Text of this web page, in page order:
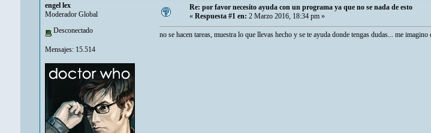
engel lex
Moderador Global
Desconectado
Mensajes: 15.514
Re: por favor necesito ayuda con un programa ya que no se nada de esto
« Respuesta #1 en: 2 Marzo 2016, 18:34 pm »
no se hacen tareas, muestra lo que llevas hecho y se te ayuda donde tengas dudas... me